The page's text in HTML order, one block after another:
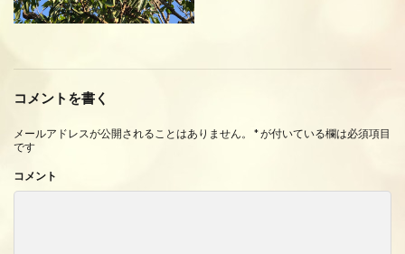
コメントを書く
メールアドレスが公開されることはありません。 *が付いている欄は必須項目
です
コメント